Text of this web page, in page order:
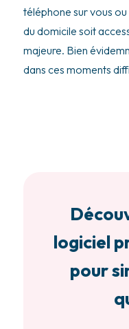
téléphone sur vous
du domicile soit
majeure. Bien
dans ces moments
logiciel
pour